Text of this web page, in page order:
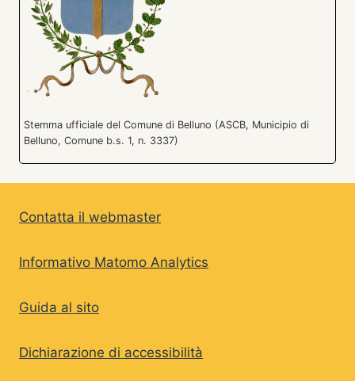
Stemma ufficiale del Comune di Belluno (ASCB, Municipio di
Belluno, Comune b.s. 1, n. 3337)
Contatta il webmaster
Informativo Matomo Analytics
Guida al sito
Dichiarazione di accessibilità